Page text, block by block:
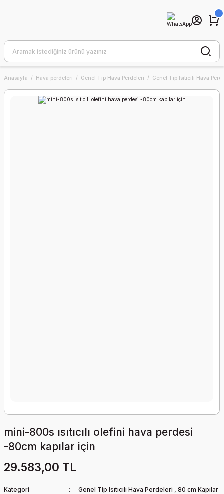
Anasayfa Hava perdeleri Genel Tip Hava Perdeleri Genel Tip Isıtıcılı Hava
mini-800s ısıtıcılı olefini hava perdesi
-80cm kapılar için
29.583,00 TL
Kategori Genel Tip Isıtıcılı Hava Perdeleri , 80 cm Kapılar